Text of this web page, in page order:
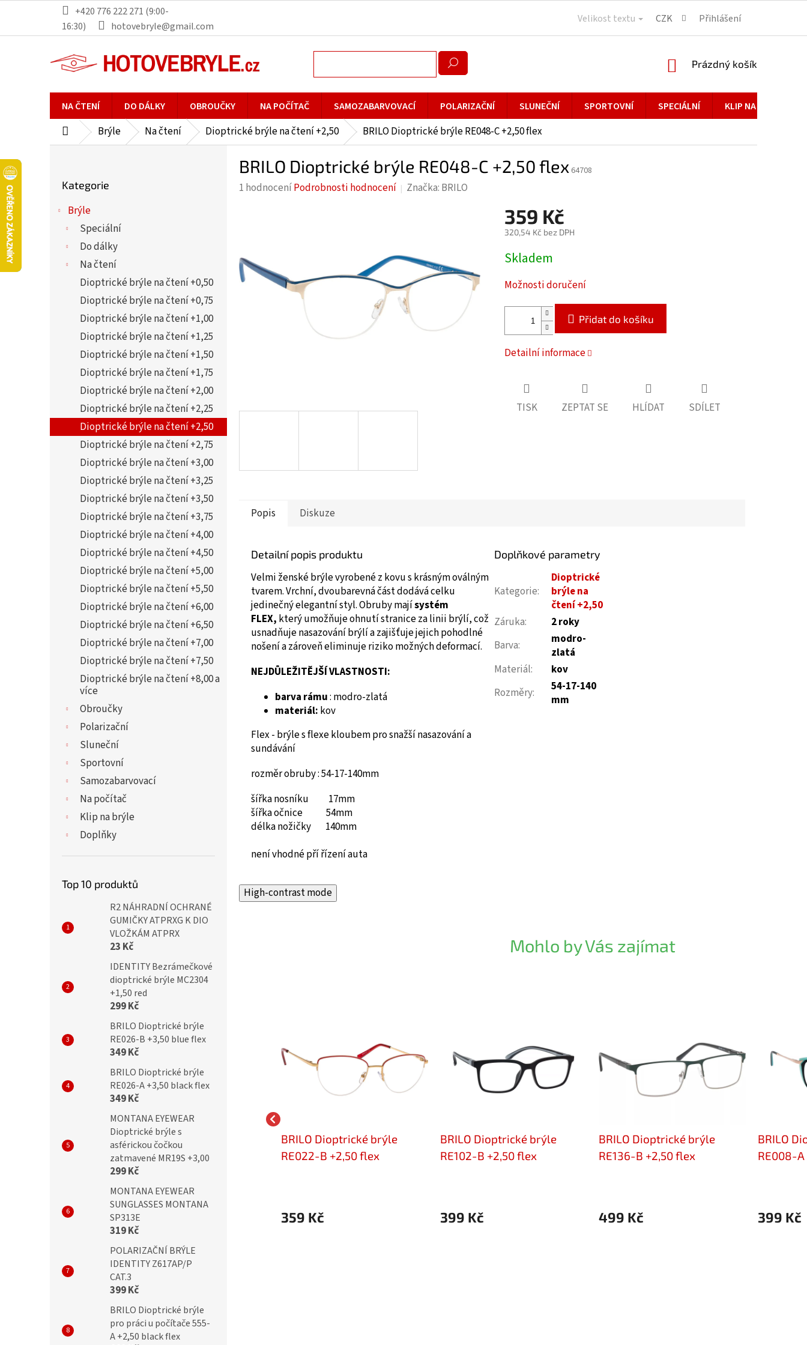
obsah
+420 776 222 271 (9:00-
16:30)
hotovebryle@gmail.com
Velikost textu CZK Přihlášení
NÁKUPNÍ
Prázdný košík
NA ČTENÍ DO DÁLKY OBROUČKY NA POČÍTAČ SAMOZABARVOVACÍ POLARIZAČNÍ SLUNEČNÍ SPORTOVNÍ SPECIÁLNÍ KLIP NA BRÝLE
DomůBrýle Na čtení Dioptrické brýle na čtení +2,50 BRILO Dioptrické brýle RE048-C +2,50 flex
kategorie
Kategorie
Brýle
Speciální
Do dálky
Na čtení
Dioptrické brýle na čtení +0,50
Dioptrické brýle na čtení +0,75
Dioptrické brýle na čtení +1,00
Dioptrické brýle na čtení +1,25
Dioptrické brýle na čtení +1,50
Dioptrické brýle na čtení +1,75
Dioptrické brýle na čtení +2,00
Dioptrické brýle na čtení +2,25
Dioptrické brýle na čtení +2,50
Dioptrické brýle na čtení +2,75
Dioptrické brýle na čtení +3,00
Dioptrické brýle na čtení +3,25
Dioptrické brýle na čtení +3,50
Dioptrické brýle na čtení +3,75
Dioptrické brýle na čtení +4,00
Dioptrické brýle na čtení +4,50
Dioptrické brýle na čtení +5,00
Dioptrické brýle na čtení +5,50
Dioptrické brýle na čtení +6,00
Dioptrické brýle na čtení +6,50
Dioptrické brýle na čtení +7,00
Dioptrické brýle na čtení +7,50
Dioptrické brýle na čtení +8,00 a
více
Obroučky
Polarizační
Sluneční
Sportovní
Samozabarvovací
Na počítač
Klip na brýle
Doplňky
Top 10 produktů
R2 NÁHRADNÍ OCHRANÉ
GUMIČKY ATPRXG K DIO
VLOŽKÁM ATPRX
23 Kč
IDENTITY Bezrámečkové
dioptrické brýle MC2304
+1,50 red
299 Kč
BRILO Dioptrické brýle
RE026-B +3,50 blue flex
349 Kč
BRILO Dioptrické brýle
RE026-A +3,50 black flex
349 Kč
MONTANA EYEWEAR
Dioptrické brýle s
asférickou čočkou
zatmavené MR19S +3,00
299 Kč
MONTANA EYEWEAR
SUNGLASSES MONTANA
SP313E
319 Kč
POLARIZAČNÍ BRÝLE
IDENTITY Z617AP/P
CAT.3
399 Kč
BRILO Dioptrické brýle
pro práci u počítače 555-
A +2,50 black flex
BRILO Dioptrické brýle RE048-C +2,50 flex 64708
Průměrné
z
5
hvězdiček.
1 hodnoceníPodrobnosti hodnocení Značka: BRILO
359 Kč
320,54 Kč bez DPH
Měrná
cena:
Skladem
Možnosti doručení
Přidat do košíku
Detailní informace
TISK ZEPTAT SE HLÍDAT SDÍLET
Popis Diskuze
Detailní popis produktu
Velmi ženské brýle vyrobené z kovu s krásným oválným
tvarem.Vrchní, dvoubarevná část dodává celku
jedinečný elegantní styl.Obruby majísystém
FLEX, který umožňuje ohnutí stranice za linii brýlí, což
usnadňuje nasazování brýlí a zajišťuje jejich pohodlné
nošení a zároveň eliminuje riziko možných deformací.
NEJDŮLEŽITĚJŠÍ VLASTNOSTI:
barva rámu: modro-zlatá
materiál: kov
Flex - brýle s flexe kloubem pro snažší nasazování a
sundávání
rozměr obruby : 54-17-140mm
šířka nosníku 17mm
šířka očnice 54mm
délka nožičky 140mm
není vhodné pří řízení auta
Doplňkové parametry
Kategorie:
Dioptrické
brýle na
čtení +2,50
Záruka:
2 roky
Barva:
modro-
zlatá
Materiál:
kov
Rozměry:
54-17-140
mm
High-contrast mode
Mohlo by Vás zajímat
brýle
BRILO Dioptrické brýle
RE126-B +2,50 flex
399 Kč
BRILO Dioptrické brýle
RE022-B +2,50 flex
359 Kč
BRILO Dioptrické brýle
RE102-B +2,50 flex
399 Kč
BRILO Dioptrické brýle
RE136-B +2,50 flex
499 Kč
BRILO
RE008-
399 Kč